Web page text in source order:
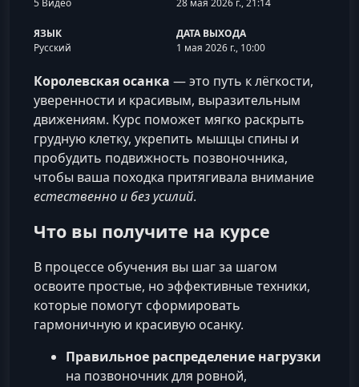
5 Видео
28 мая 2026 г., 21:14
ЯЗЫК
Русский
ДАТА ВЫХОДА
1 мая 2026 г., 10:00
Королевская осанка — это путь к лёгкости,
уверенности и красивым, выразительным
движениям. Курс поможет мягко раскрыть
грудную клетку, укрепить мышцы спины и
пробудить подвижность позвоночника,
чтобы ваша походка притягивала внимание
естественно и без усилий.
Что вы получите на курсе
В процессе обучения вы шаг за шагом
освоите простые, но эффективные техники,
которые помогут сформировать
гармоничную и красивую осанку.
Правильное распределение нагрузки
на позвоночник для ровной,